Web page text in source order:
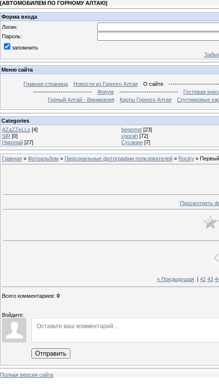
[АВТОМОБИЛЕМ ПО ГОРНОМУ АЛТАЮ]
Форма входа
Логин:
Пароль:
запомнить
Меню сайта
Главная страница Новости из Горного Алтая О сайте
------------------------------
Форум ------------------------------
Гостевая
Горный Алтай - Викимапия
Карты Горного Алтая Спутниковые
Categories
AZaZZeLLo [4] begemot [23]
SiR [0] vgorah [72]
Николай [27] Сусанин [7]
Главная » Фотоальбом » Персональные фотографии пользователей » Rocky »
Просмотреть
« Предыдущая 42 43
Всего комментариев: 0
Войдите:
Отправить
Полная версия сайта